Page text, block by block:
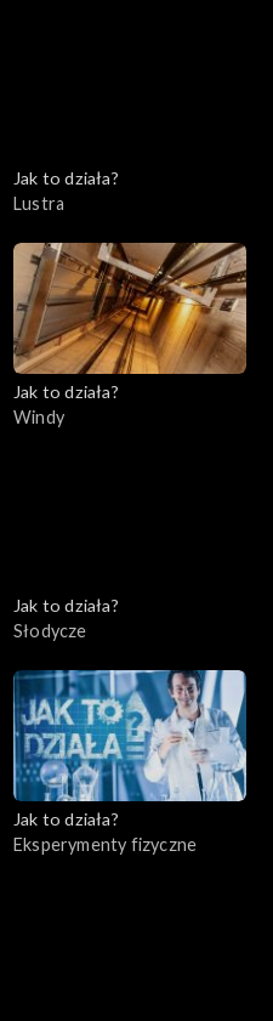
Jak to działa?
Lustra
Jak to działa?
Windy
Jak to działa?
Słodycze
Jak to działa?
Eksperymenty fizyczne